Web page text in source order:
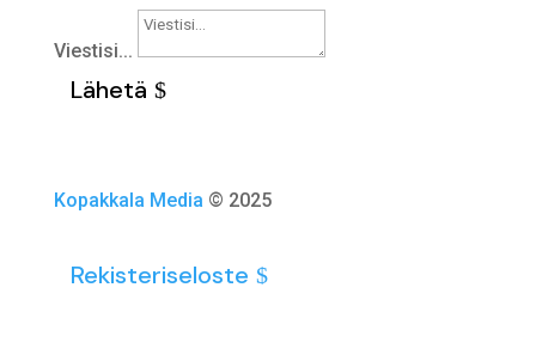
Viestisi...
Lähetä
Kopakkala Media © 2025
Rekisteriseloste